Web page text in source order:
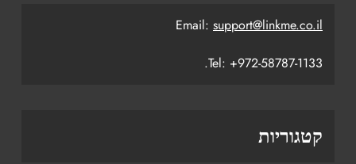
Email: support@linkme.co.il
Tel: +972-58787-1133.
קטגוריות